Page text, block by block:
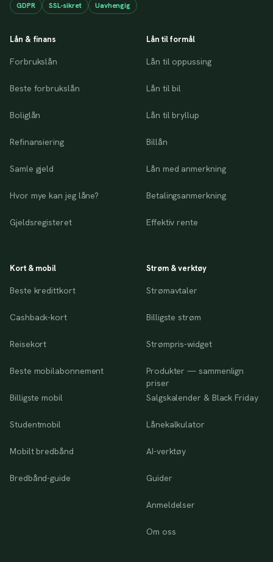
GDPR SSL-sikret Uavhengig
Lån & finans
Forbrukslån
Beste forbrukslån
Boliglån
Refinansiering
Samle gjeld
Hvor mye kan jeg låne?
Gjeldsregisteret
Lån til formål
Lån til oppussing
Lån til bil
Lån til bryllup
Billån
Lån med anmerkning
Betalingsanmerkning
Effektiv rente
Kort & mobil
Beste kredittkort
Cashback-kort
Reisekort
Beste mobilabonnement
Billigste mobil
Studentmobil
Mobilt bredbånd
Bredbånd-guide
Strøm & verktøy
Strømavtaler
Billigste strøm
Strømpris-widget
Produkter — sammenlign
priser
Salgskalender & Black Friday
Lånekalkulator
AI-verktøy
Guider
Anmeldelser
Om oss